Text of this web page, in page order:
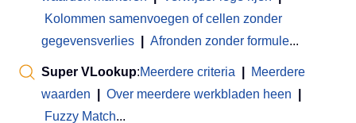
Kolommen samenvoegen of cellen zonder
gegevensverlies
Afronden zonder formule...
Super VLookup:Meerdere criteria
Meerdere
waarden
Over meerdere werkbladen heen
Fuzzy Match...